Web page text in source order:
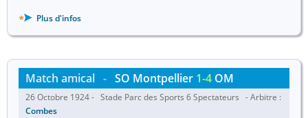
Plus d'infos
Match amical - SO Montpellier 1-4 OM
26 Octobre 1924 - Stade Parc des Sports 6 Spectateurs - Arbitre :
Combes